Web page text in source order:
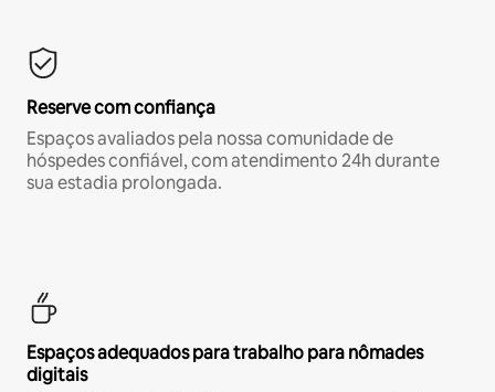
Reserve com confiança
Espaços avaliados pela nossa comunidade de
hóspedes confiável, com atendimento 24h durante
sua estadia prolongada.
Espaços adequados para trabalho para nômades
digitais